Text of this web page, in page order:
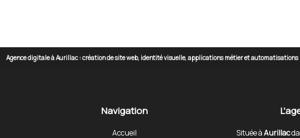
Agence digitale à Aurillac : création de site web, identité visuelle, applications métier et automatisations
Navigation
Accueil Située àAurillac